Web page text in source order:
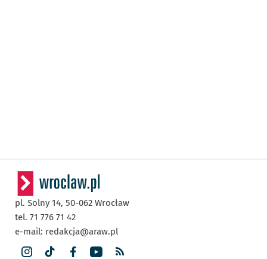
pl. Solny 14, 50-062 Wrocław
tel. 71 776 71 42
e-mail: redakcja@araw.pl